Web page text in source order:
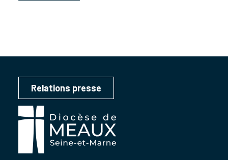
Relations presse